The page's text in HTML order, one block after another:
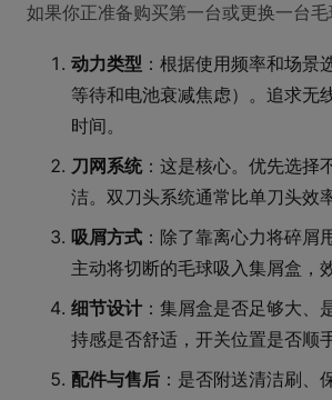
如果你正准备购买第一台或更换一台
动力类型 ：根据使用频率和场
等待和电池衰减焦虑）。追求无
时间。
刀网系统：这是核心。优先选择
洁。双刀头系统通常比单刀头效
吸屑方式 ：除了靠离心力将碎
主动将切断的毛球吸入集屑盒，
细节设计 ：集屑盒是否足够大
持感是否舒适，开关位置是否顺
配件与售后 ：是否附送清洁刷